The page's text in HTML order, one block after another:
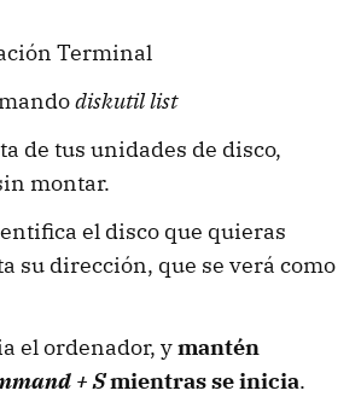
Terminal
diskutil list
de tus unidades de disco,
montar.
el disco que quieras
su dirección, que se verá como
el ordenador, ymantén
+ Smientras se inicia.